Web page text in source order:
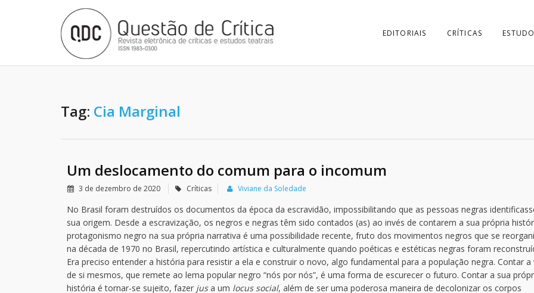
EDITORIAIS CRÍTICAS
Tag: Cia Marginal
Um deslocamento do comum para o incomum
3 de dezembro de 2020 Críticas Viviane da Soledade
No Brasil foram destruídos os documentos da época da escravidão, impossibilitando que as pessoas negras
sua origem. Desde a escravização, os negros e negras têm sido contados (as) ao invés de contarem a sua própria
protagonismo negro na sua própria narrativa é uma possibilidade recente, fruto dos movimentos negros que se
na década de 1970 no Brasil, repercutindo artística e culturalmente quando poéticas e estéticas negras foram
Era preciso entender a história para resistir a ela e construir o novo, algo fundamental para a população negra. Contar a
de si mesmos, que remete ao lema popular negro “nós por nós”, é uma forma de escurecer o futuro. Contar a sua
história é tornar-se sujeito, fazer jusa um locus social, além de ser uma poderosa maneira de decolonizar os corpos